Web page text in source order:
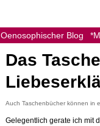
Oenosophischer Blog
Das
Auch Taschenbücher können in
Gelegentlich gerate ich mit